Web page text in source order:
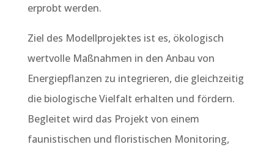
erprobt werden.
Ziel des Modellprojektes ist es, ökologisch
wertvolle Maßnahmen in den Anbau von
Energiepflanzen zu integrieren, die gleichzeitig
die biologische Vielfalt erhalten und fördern.
Begleitet wird das Projekt von einem
faunistischen und floristischen Monitoring,